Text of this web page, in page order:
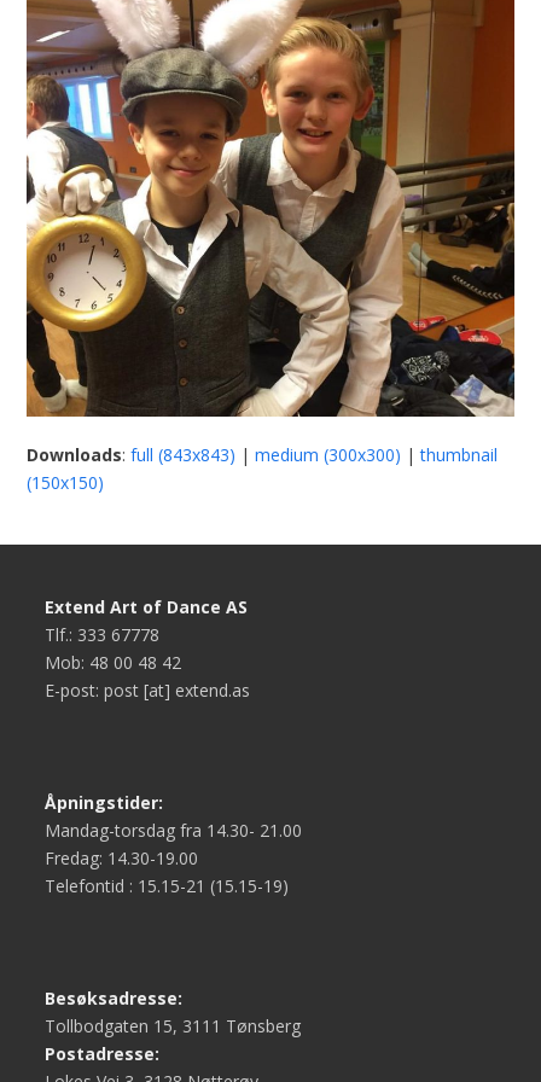
Downloads:full (843x843) |medium (300x300) |thumbnail
(150x150)
Extend Art of Dance AS
Tlf.: 333 67778
Mob: 48 00 48 42
E-post: post [at] extend.as
Åpningstider:
Mandag-torsdag fra 14.30- 21.00
Fredag: 14.30-19.00
Telefontid : 15.15-21 (15.15-19)
Besøksadresse:
Tollbodgaten 15, 3111 Tønsberg
Postadresse: